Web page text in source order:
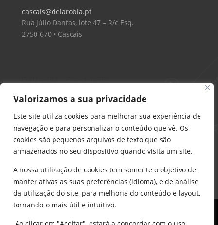
Valorizamos a sua privacidade
Este site utiliza cookies para melhorar sua experiência de
navegação e para personalizar o conteúdo que vê. Os
cookies são pequenos arquivos de texto que são
armazenados no seu dispositivo quando visita um site.
A nossa utilização de cookies tem somente o objetivo de
manter ativas as suas preferências (idioma), e de análise
da utilização do site, para melhoria do conteúdo e layout,
tornando-o mais útil e intuitivo.
cascais@delarobia.pt
Rua Júlio Dantas, lote 47 – R/c Esq.
2750-670 • Cascais
Delarobia – Construção
912 441 514
construcao@delarobia.pt
R. António Andrade, 1171
2820-287 • Charneca de Caparica
PESQUISAR